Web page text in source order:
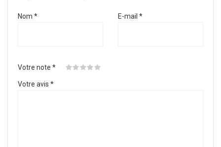
Nom * E-mail *
Votre note *
Votre avis *